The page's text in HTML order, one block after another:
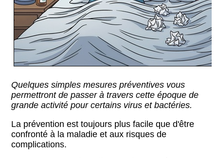
Quelques simples mesures préventives vous
permettront de passer à travers cette époque de
grande activité pour certains virus et bactéries.
La prévention est toujours plus facile que d'être
confronté à la maladie et aux risques de
complications.